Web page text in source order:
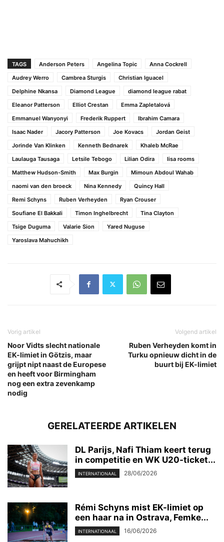
TAGS Anderson Peters Angelina Topic
Anna Cockrell
Audrey Werro
Cambrea Sturgis
Christian Iguacel
Delphine Nkansa
Diamond League
diamond league rabat
Eleanor Patterson
Elliot Crestan
Emma Zapletalová
Emmanuel Wanyonyi
Frederik Ruppert
Ibrahim Camara
Isaac Nader
Jacory Patterson Joe Kovacs
Jordan Geist
Jorinde Van Klinken
Kenneth Bednarek
Khaleb McRae
Laulauga Tausaga
Letsile Tebogo Lilian Odira
lisa rooms
Matthew Hudson-Smith
Max Burgin
Mimoun Abdoul Wahab
naomi van den broeck
Nina Kennedy
Quincy Hall
Remi Schyns
Ruben Verheyden
Ryan Crouser
Soufiane El Bakkali
Timon Inghelbrecht
Tina Clayton
Tsige Duguma
Valarie Sion
Yared Nuguse
Yaroslava Mahuchikh
Vorig artikel
Noor Vidts slecht nationale
EK-limiet in Götzis, maar
grijpt nipt naast de Europese
en heeft voor Birmingham
nog een extra zevenkamp
nodig
Volgend artikel
Ruben Verheyden komt in
Turku opnieuw dicht in de
buurt bij EK-limiet
GERELATEERDE ARTIKELEN
DL Parijs, Nafi Thiam keert terug
in competitie en WK U20-ticket...
INTERNATIONAAL 28/06/2026
Rémi Schyns mist EK-limiet op
een haar na in Ostrava, Femke...
INTERNATIONAAL 16/06/2026